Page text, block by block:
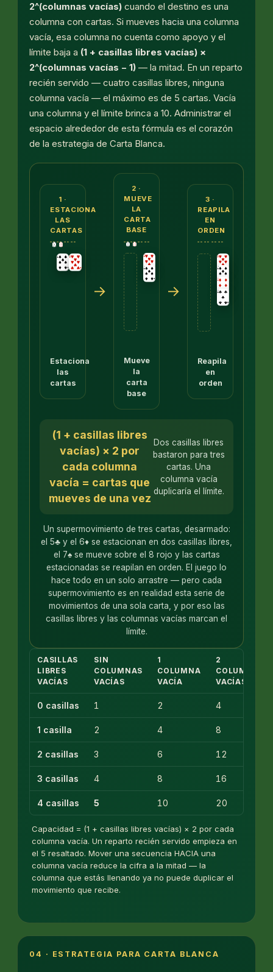
2^(columnas vacías) cuando el destino es una
columna con cartas. Si mueveshacia una columna
vacía, esa columna no cuenta como apoyo y el
límite baja a (1 + casillas libres vacías) ×
2^(columnas vacías − 1) — la mitad. En un reparto
recién servido — cuatro casillas libres, ninguna
columna vacía — el máximo es de 5 cartas. Vacía
una columna y el límite brinca a 10. Administrar el
espacio alrededor de esta fórmula es el corazón
de la estrategia de Carta Blanca.
Tres paneles. Primero: una secuencia de 7 de
1 ·
ESTACIONA
LAS
CARTAS
Estaciona
las
cartas
→
2 ·
MUEVE
LA
CARTA
BASE
Mueve
la
carta
base
→
3 ·
REAPILA
EN
ORDEN
Reapila
en
orden
(1 + casillas libres
vacías) × 2 por
cada columna
vacía = cartas que
mueves de una vez
Dos casillas libres
bastaron para tres
cartas. Una
columna vacía
duplicaría el límite.
Un supermovimiento de tres cartas, desarmado:
el 5♣ y el 6♦ se estacionan en dos casillas libres,
el 7♠ se mueve sobre el 8 rojo y las cartas
estacionadas se reapilan en orden. El juego lo
hace todo en un solo arrastre — pero cada
supermovimiento es en realidad esta serie de
movimientos de una sola carta, y por eso las
casillas libres y las columnas vacías marcan el
límite.
CASILLAS
LIBRES
VACÍAS
SIN
COLUMNAS
VACÍAS
1
COLUMNA
VACÍA
2
COLUMNAS
VACÍAS
0 casillas 1 2 4
1 casilla 2 4 8
2 casillas 3 6 12
3 casillas 4 8 16
4 casillas 5 10 20
Capacidad = (1 + casillas libres vacías) × 2 por cada
columna vacía. Un reparto recién servido empieza en
el 5 resaltado. Mover una secuencia HACIA una
columna vacía reduce la cifra a la mitad — la
columna que estás llenando ya no puede duplicar el
movimiento que recibe.
04 · ESTRATEGIA PARA CARTA BLANCA